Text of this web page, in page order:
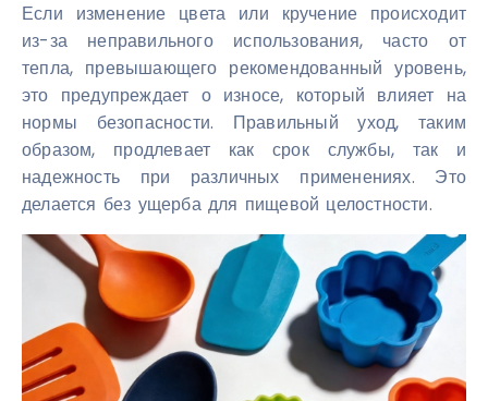
Если изменение цвета или кручение происходит
из-за неправильного использования, часто от
тепла, превышающего рекомендованный уровень,
это предупреждает о износе, который влияет на
нормы безопасности. Правильный уход, таким
образом, продлевает как срок службы, так и
надежность при различных применениях. Это
делается без ущерба для пищевой целостности.